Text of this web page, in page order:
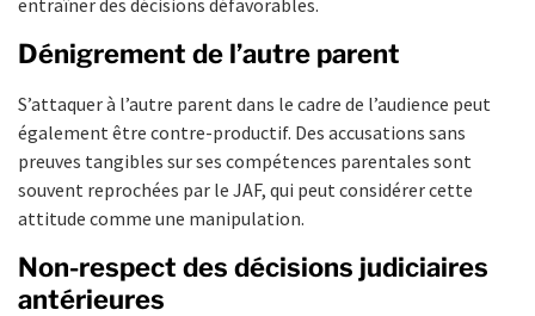
Dénigrement de l’autre parent
S’attaquer à l’autre parent dans le cadre de l’audience peut
également être contre-productif. Des accusations sans
preuves tangibles sur ses compétences parentales sont
souvent reprochées par le JAF, qui peut considérer cette
attitude comme une manipulation.
Non-respect des décisions judiciaires
antérieures